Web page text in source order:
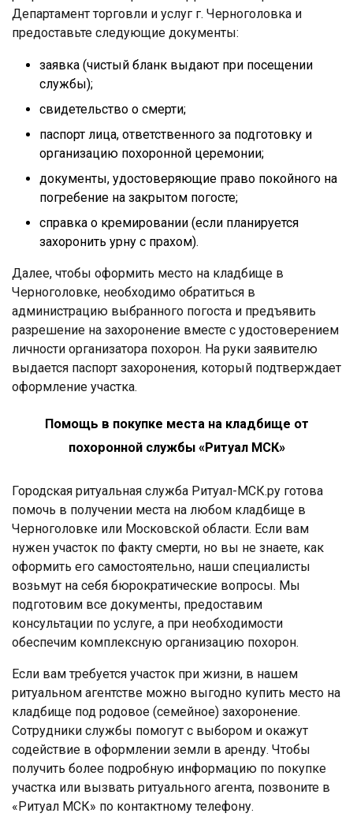
Департамент торговли и услуг г. Черноголовка и
предоставьте следующие документы:
заявка (чистый бланк выдают при посещении
службы);
свидетельство о смерти;
паспорт лица, ответственного за подготовку и
организацию похоронной церемонии;
документы, удостоверяющие право покойного на
погребение на закрытом погосте;
справка о кремировании (если планируется
захоронить урну с прахом).
Далее, чтобы оформить место на кладбище в
Черноголовке, необходимо обратиться в
администрацию выбранного погоста и предъявить
разрешение на захоронение вместе с удостоверением
личности организатора похорон. На руки заявителю
выдается паспорт захоронения, который подтверждает
оформление участка.
Помощь в покупке места на кладбище от
похоронной службы «Ритуал МСК»
Городская ритуальная служба Ритуал-МСК.ру готова
помочь в получении места на любом кладбище в
Черноголовке или Московской области. Если вам
нужен участок по факту смерти, но вы не знаете, как
оформить его самостоятельно, наши специалисты
возьмут на себя бюрократические вопросы. Мы
подготовим все документы, предоставим
консультации по услуге, а при необходимости
обеспечим комплексную организацию похорон.
Если вам требуется участок при жизни, в нашем
ритуальном агентстве можно выгодно купить место на
кладбище под родовое (семейное) захоронение.
Сотрудники службы помогут с выбором и окажут
содействие в оформлении земли в аренду. Чтобы
получить более подробную информацию по покупке
участка или вызвать ритуального агента, позвоните в
«Ритуал МСК» по контактному телефону.